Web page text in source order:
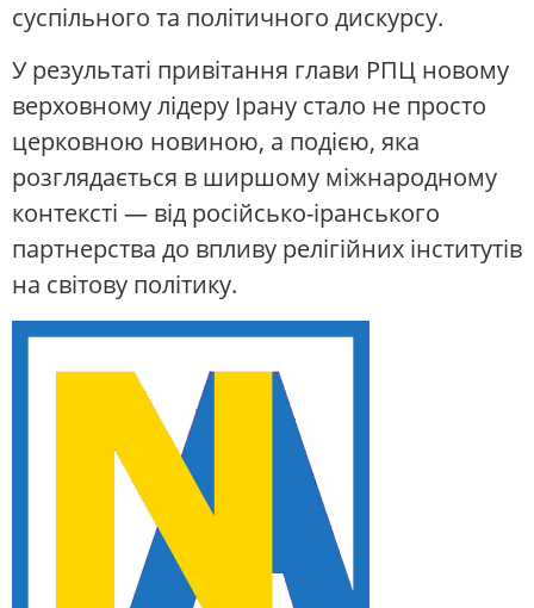
суспільного та політичного дискурсу.
У результаті привітання глави РПЦ новому
верховному лідеру Ірану стало не просто
церковною новиною, а подією, яка
розглядається в ширшому міжнародному
контексті — від російсько-іранського
партнерства до впливу релігійних інститутів
на світову політику.